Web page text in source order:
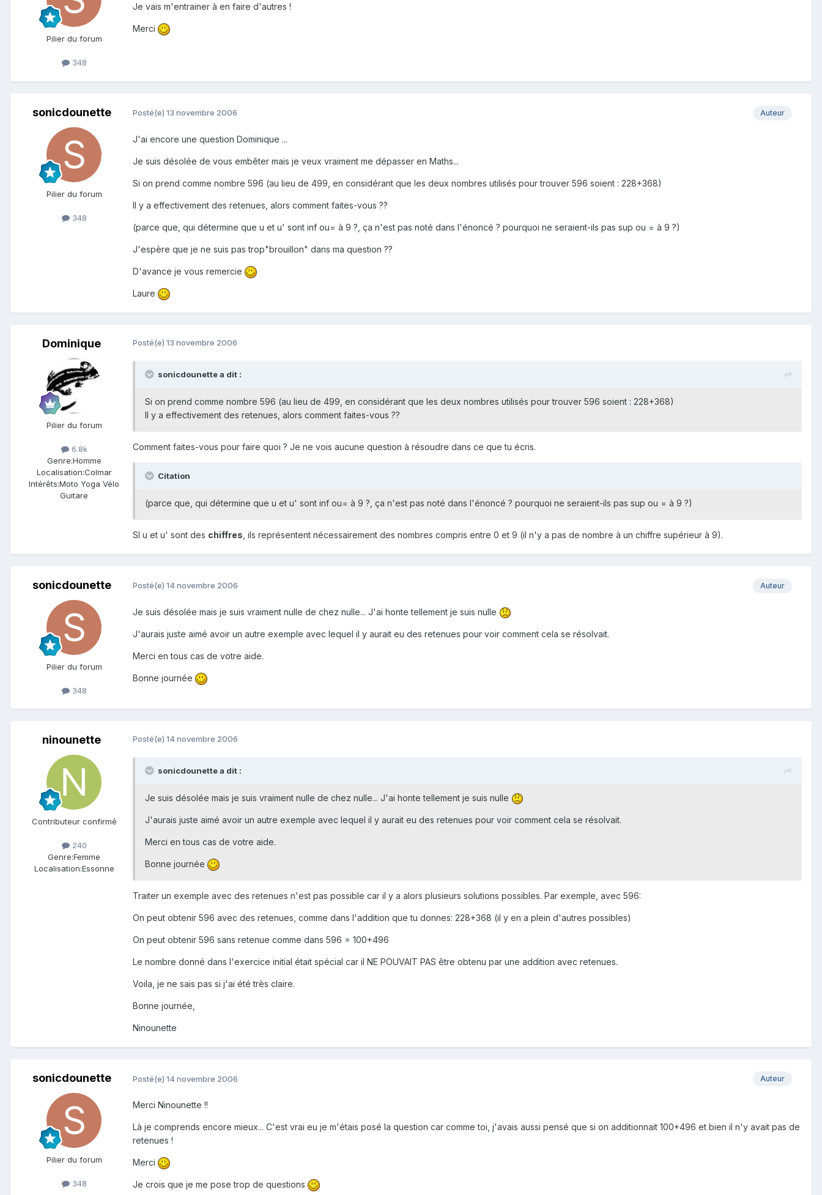
Pilier du forum
348
Je vais m'entrainer à en faire d'autres !
Merci
sonicdounette
Pilier du forum
348
Auteur
Posté(e) 13 novembre 2006
J'ai encore une question Dominique ...
Je suis désolée de vous embêter mais je veux vraiment me dépasser en Maths...
Si on prend comme nombre 596 (au lieu de 499, en considérant que les deux nombres utilisés pour trouver 596 soient : 228+368)
Il y a effectivement des retenues, alors comment faites-vous ??
(parce que, qui détermine que u et u' sont inf ou= à 9 ?, ça n'est pas noté dans l'énoncé ? pourquoi ne seraient-ils pas sup ou = à 9 ?)
J'espère que je ne suis pas trop"brouillon" dans ma question ??
D'avance je vous remercie
Laure
Dominique
Pilier du forum
6.8k
Genre:Homme
Localisation:Colmar
Intérêts:Moto Yoga Vélo
Guitare
Posté(e) 13 novembre 2006
sonicdounette a dit :
Si on prend comme nombre 596 (au lieu de 499, en considérant que les deux nombres utilisés pour trouver 596 soient : 228+368)
Il y a effectivement des retenues, alors comment faites-vous ??
Comment faites-vous pour faire quoi ? Je ne vois aucune question à résoudre dans ce que tu écris.
Citation
(parce que, qui détermine que u et u' sont inf ou= à 9 ?, ça n'est pas noté dans l'énoncé ? pourquoi ne seraient-ils pas sup ou = à 9 ?)
SI u et u' sont des chiffres , ils représentent nécessairement des nombres compris entre 0 et 9 (il n'y a pas de nombre à un chiffre supérieur à 9).
sonicdounette
Pilier du forum
348
Auteur
Posté(e) 14 novembre 2006
Je suis désolée mais je suis vraiment nulle de chez nulle... J'ai honte tellement je suis nulle
J'aurais juste aimé avoir un autre exemple avec lequel il y aurait eu des retenues pour voir comment cela se résolvait.
Merci en tous cas de votre aide.
Bonne journée
ninounette
Contributeur confirmé
240
Genre:Femme
Localisation:Essonne
Posté(e) 14 novembre 2006
sonicdounette a dit :
Je suis désolée mais je suis vraiment nulle de chez nulle... J'ai honte tellement je suis nulle
J'aurais juste aimé avoir un autre exemple avec lequel il y aurait eu des retenues pour voir comment cela se résolvait.
Merci en tous cas de votre aide.
Bonne journée
Traiter un exemple avec des retenues n'est pas possible car il y a alors plusieurs solutions possibles. Par exemple, avec 596:
On peut obtenir 596 avec des retenues, comme dans l'addition que tu donnes: 228+368 (il y en a plein d'autres possibles)
On peut obtenir 596 sans retenue comme dans 596 = 100+496
Le nombre donné dans l'exercice initial était spécial car il NE POUVAIT PAS être obtenu par une addition avec retenues.
Voila, je ne sais pas si j'ai été très claire.
Bonne journée,
Ninounette
sonicdounette
Pilier du forum
348
Auteur
Posté(e) 14 novembre 2006
Merci Ninounette !!
Là je comprends encore mieux... C'est vrai eu je m'étais posé la question car comme toi, j'avais aussi pensé que si on additionnait 100+496 et bien il n'y avait pas de
retenues !
Merci
Je crois que je me pose trop de questions